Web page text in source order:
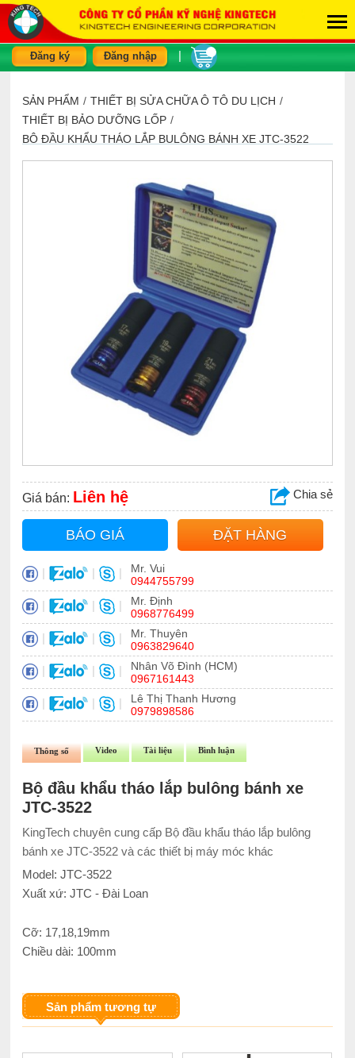
Đăng ký Đăng nhập
SẢN PHẨM / THIẾT BỊ SỬA CHỮA Ô TÔ DU LỊCH /
THIẾT BỊ BẢO DƯỠNG LỐP /
BỘ ĐẦU KHẨU THÁO LẮP BULÔNG BÁNH XE JTC-3522
Giá bán: Liên hệ Chia sẻ
BÁO GIÁ ĐẶT HÀNG
| | |
Mr. Vui
0944755799
| | |
Mr. Định
0968776499
| | |
Mr. Thuyên
0963829640
| | |
Nhân Võ Đình (HCM)
0967161443
| | |
Lê Thị Thanh Hương
0979898586
Thông số Video Tài liệu Bình luận
Bộ đầu khẩu tháo lắp bulông bánh xe
JTC-3522
KingTech chuyên cung cấp Bộ đầu khẩu tháo lắp bulông
bánh xe JTC-3522 và các thiết bị máy móc khác
Model: JTC-3522
Xuất xứ: JTC - Đài Loan
Cỡ: 17,18,19mm
Chiều dài: 100mm
Sản phẩm tương tự